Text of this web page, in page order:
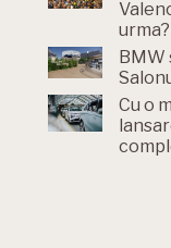
urma?
BMW
Cu o